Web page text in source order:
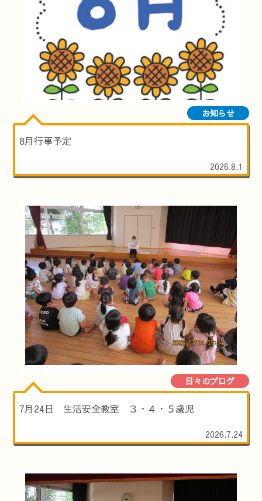
お知らせ
8月行事予定
2026.8.1
日々のブログ
7月24日 生活安全教室 ３・４・５歳児
2026.7.24